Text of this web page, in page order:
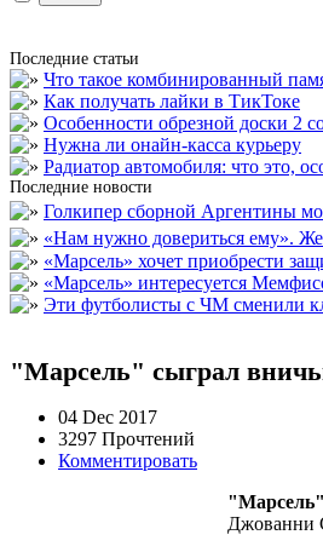
Последние статьи
Что такое комбинированный
Как получать лайки в ТикТоке
Особенности обрезной доски 2
Нужна ли онайн-касса курьеру
Радиатор автомобиля: что это,
Последние новости
Голкипер сборной Аргентины
«Нам нужно довериться ему».
«Марсель» хочет приобрести
«Марсель» интересуется
Эти футболисты с ЧМ сменили
"Марсель" сыграл
04 Dec 2017
3297 Прочтений
Комментировать
"Марсель"
Джованни